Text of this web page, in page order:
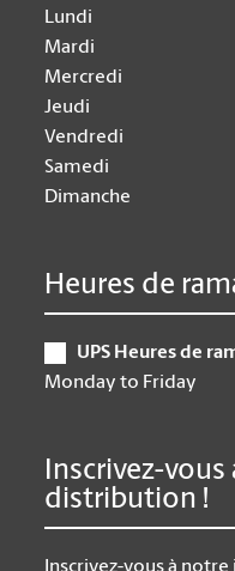
Lundi
Mardi
Mercredi
Jeudi
Vendredi
Samedi
Dimanche
Heures de
UPS Heures de
Monday to Friday
Inscrivez-
distribution !
Inscrivez-vous à